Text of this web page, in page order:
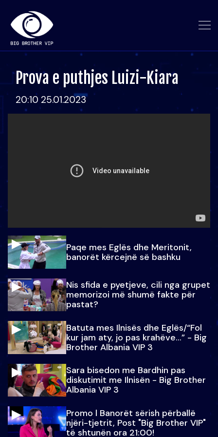
Prova e puthjes Luizi-Kiara
20:10 25.01.2023
Paqe mes Eglës dhe Meritonit,
banorët kërcejnë së bashku
Nis sfida e pyetjeve, cili nga grupet
memorizoi më shumë fakte për
pastat?
Batuta mes Ilnisës dhe Eglës/“Fol
kur jam aty, jo pas krahëve…” - Big
Brother Albania VIP 3
Sara bisedon me Bardhin pas
diskutimit me Ilnisën - Big Brother
Albania VIP 3
Promo l Banorët sërish përballë
njëri-tjetrit, Post "Big Brother VIP"
të shtunën ora 21:00!